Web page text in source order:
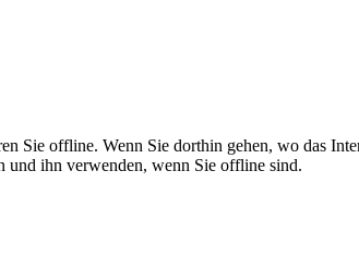
Sie offline. Wenn Sie dorthin gehen, wo das
und ihn verwenden, wenn Sie offline sind.